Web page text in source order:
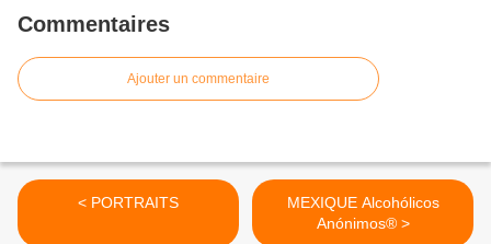
Commentaires
Ajouter un commentaire
< PORTRAITS
MEXIQUE Alcohólicos
Anónimos® >